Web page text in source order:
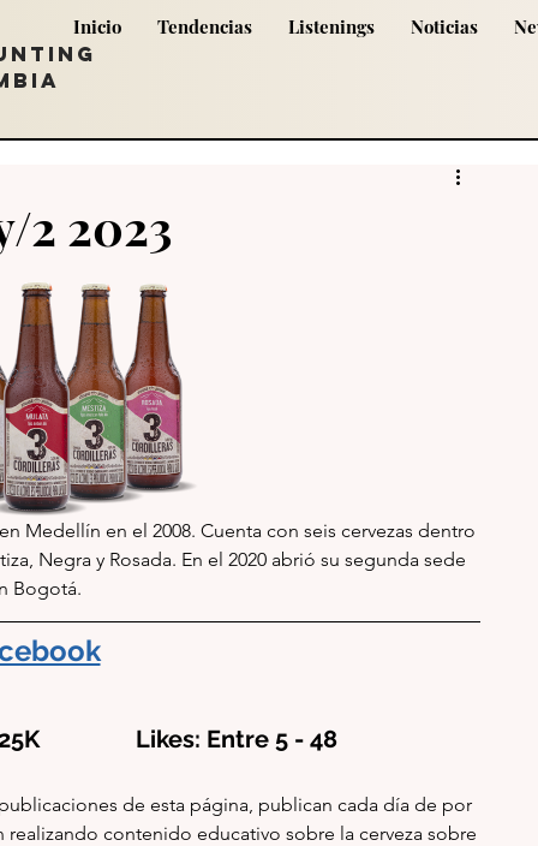
Inicio Tendencias Listenings Noticias
2 2023
Medellín en el 2008. Cuenta con seis cervezas dentro
Negra y Rosada. En el 2020 abrió su segunda sede
Bogotá.
Likes: Entre 5 - 48
de esta página, publican cada día de por
contenido educativo sobre la cerveza sobre